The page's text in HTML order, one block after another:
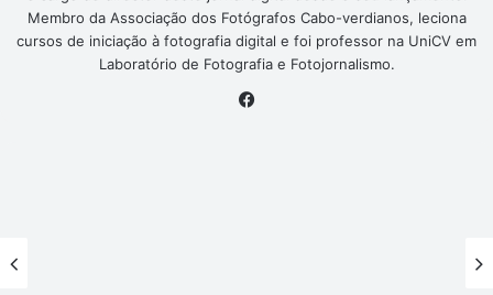
Membro da Associação dos Fotógrafos Cabo-verdianos, leciona
cursos de iniciação à fotografia digital e foi professor na UniCV em
Laboratório de Fotografia e Fotojornalismo.